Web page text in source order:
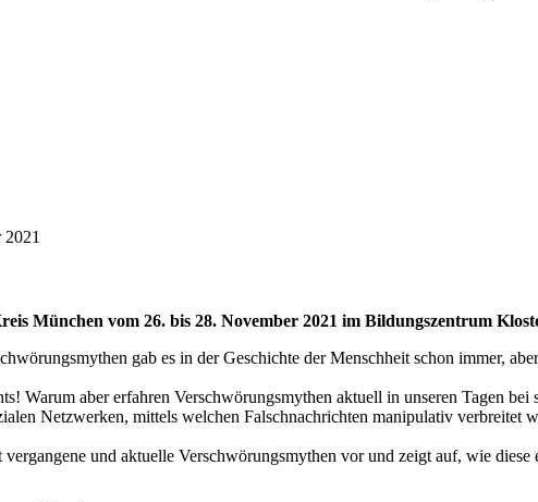
München vom 26. bis 28. November 2021 im Bildungszentrum
gab es in der Geschichte der Menschheit schon immer,
Warum aber erfahren Verschwörungsmythen aktuell in unseren Tagen
Netzwerken, mittels welchen Falschnachrichten manipulativ verbreitet
und aktuelle Verschwörungsmythen vor und zeigt auf, wie